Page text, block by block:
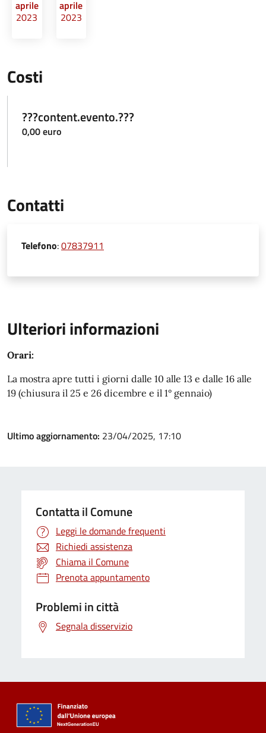
aprile
2023
aprile
2023
Costi
???content.evento.???
0,00 euro
Contatti
Telefono:07837911
Ulteriori informazioni
Orari:
La mostra apre tutti i giorni dalle 10 alle 13 e dalle 16 alle
19 (chiusura il 25 e 26 dicembre e il 1° gennaio)
Ultimo aggiornamento: 23/04/2025, 17:10
Contatta il Comune
Leggi le domande frequenti
Richiedi assistenza
Chiama il Comune
Prenota appuntamento
Problemi in città
Segnala disservizio